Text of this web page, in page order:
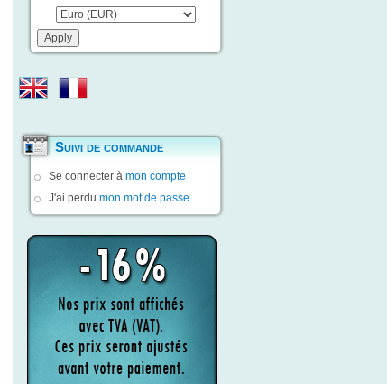
Suivi de commande
Se connecter à mon compte
J'ai perdu mon mot de passe